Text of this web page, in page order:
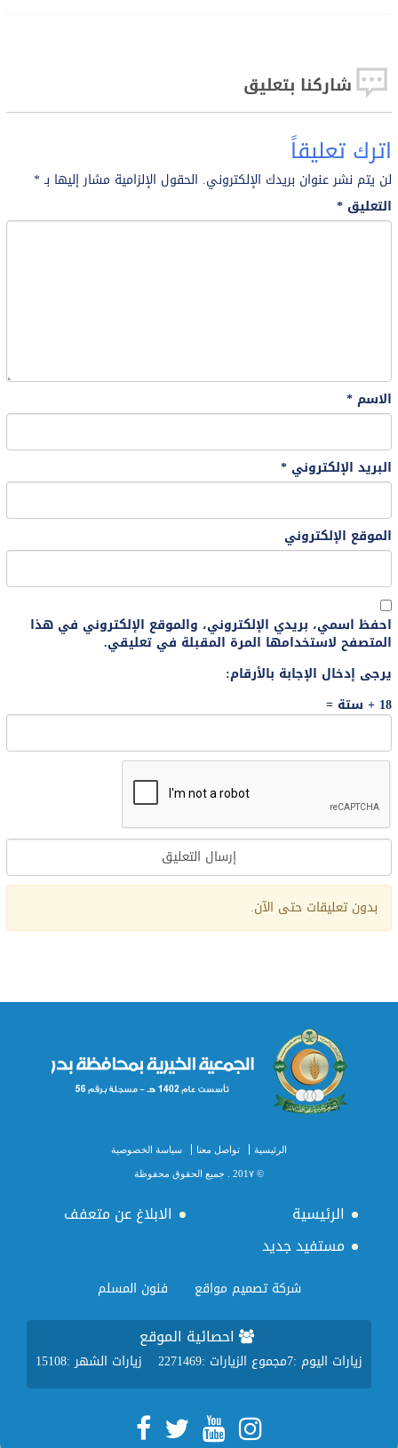
شاركنا بتعليق
اترك تعليقاً
لن يتم نشر عنوان بريدك الإلكتروني. الحقول الإلزامية مشار إليها بـ*
التعليق *
الاسم *
البريد الإلكتروني *
الموقع الإلكتروني
احفظ اسمي، بريدي الإلكتروني، والموقع الإلكتروني في هذا
المتصفح لاستخدامها المرة المقبلة في تعليقي.
يرجى إدخال الإجابة بالأرقام:
18 + ستة =
Alternative:
بدون تعليقات حتى الآن.
الرئيسية تواصل معنا سياسة الخصوصية
© 201٧ . جميع الحقوق محفوظة
الرئيسية
الابلاغ عن متعفف
مستفيد جديد
شركة تصميم مواقع فنون المسلم
احصائية الموقع
زيارات اليوم :7 زيارات الشهر :15108 مجموع الزيارات :2271469